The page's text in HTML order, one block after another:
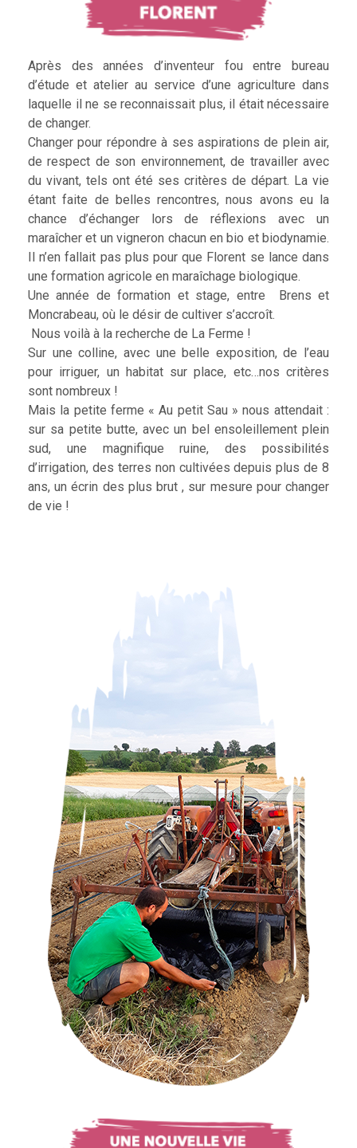
Après des années d’inventeur fou entre bureau
d’étude et atelier au service d’une agriculture dans
laquelle il ne se reconnaissait plus, il était nécessaire
de changer.
Changer pour répondre à ses aspirations de plein air,
de respect de son environnement, de travailler avec
du vivant, tels ont été ses critères de départ. La vie
étant faite de belles rencontres, nous avons eu la
chance d’échanger lors de réflexions avec un
maraîcher et un vigneron chacun en bio et biodynamie.
Il n’en fallait pas plus pour que Florent se lance dans
une formation agricole en maraîchage biologique.
Une année de formation et stage, entre Brens et
Moncrabeau, où le désir de cultiver s’accroît.
Nous voilà à la recherche de La Ferme !
Sur une colline, avec une belle exposition, de l’eau
pour irriguer, un habitat sur place, etc…nos critères
sont nombreux !
Mais la petite ferme « Au petit Sau » nous attendait :
sur sa petite butte, avec un bel ensoleillement plein
sud, une magnifique ruine, des possibilités
d’irrigation, des terres non cultivées depuis plus de 8
ans, un écrin des plus brut , sur mesure pour changer
de vie !